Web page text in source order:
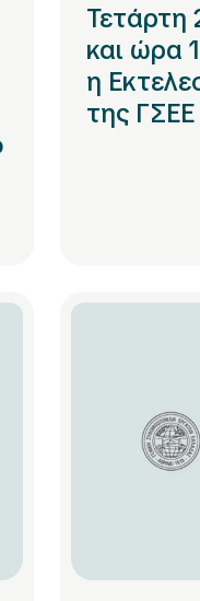
Τετάρτη
και ώρα
η
της ΓΣΕΕ